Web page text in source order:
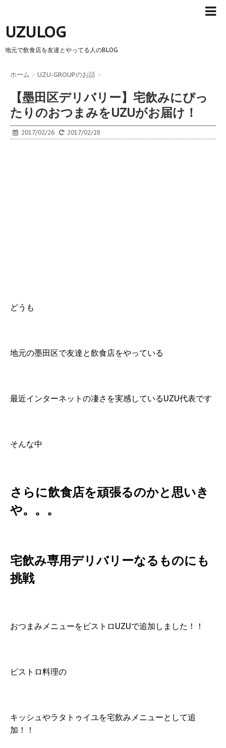
UZULOG
地元で飲食店を友達とやってる人のBLOG
ホーム > UZU-GROUPのお話 >
【墨田区デリバリー】宅飲みにぴっ
たりのおつまみをUZUがお届け！
2017/02/26 2017/02/28
どうも
地元の墨田区で友達と飲食店をやっている
最近インターネットの凄さを実感しているUZU代表です
そんな中
さらに飲食店を頑張るのかと思いき
や。。。
宅飲み専用デリバリーなるものにも
挑戦
おつまみメニューをビストロUZUで追加しました！！
ビストロ料理の
キッシュやラタトゥイユを宅飲みメニューとして追
加！！